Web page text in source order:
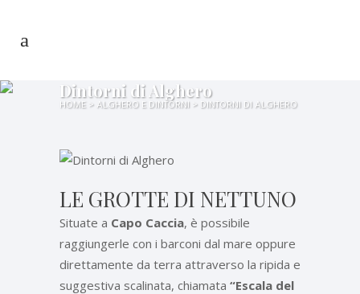
Dintorni di Alghero
HOME > ALGHERO E DINTORNI > DINTORNI DI ALGHERO
LE GROTTE DI NETTUNO
Situate a Capo Caccia, è possibile
raggiungerle con i barconi dal mare oppure
direttamente da terra attraverso la ripida e
suggestiva scalinata, chiamata “Escala del